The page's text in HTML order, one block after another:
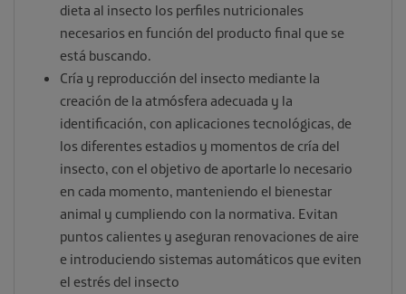
dieta al insecto los perfiles nutricionales
necesarios en función del producto final que se
está buscando.
Cría y reproducción del insecto mediante la
creación de la atmósfera adecuada y la
identificación, con aplicaciones tecnológicas, de
los diferentes estadios y momentos de cría del
insecto, con el objetivo de aportarle lo necesario
en cada momento, manteniendo el bienestar
animal y cumpliendo con la normativa. Evitan
puntos calientes y aseguran renovaciones de aire
e introduciendo sistemas automáticos que eviten
el estrés del insecto